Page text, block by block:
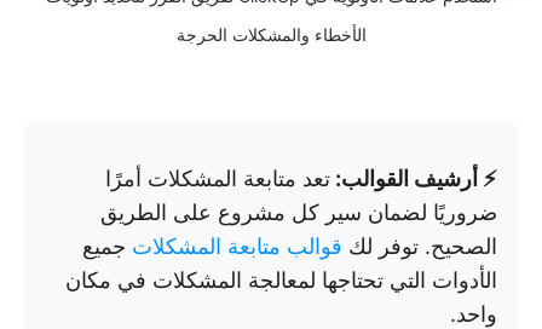
الأخطاء والمشكلات الحرجة
⚡ أرشيف القوالب: تعد متابعة المشكلات أمرًا
ضروريًا لضمان سير كل مشروع على الطريق
الصحيح. توفر لك قوالب متابعة المشكلات جميع
الأدوات التي تحتاجها لمعالجة المشكلات في مكان
واحد.